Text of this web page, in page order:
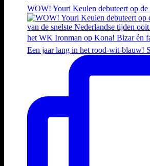
WOW! Youri Keulen debuteert op de
Een jaar lang in het rood-wit-blauw!